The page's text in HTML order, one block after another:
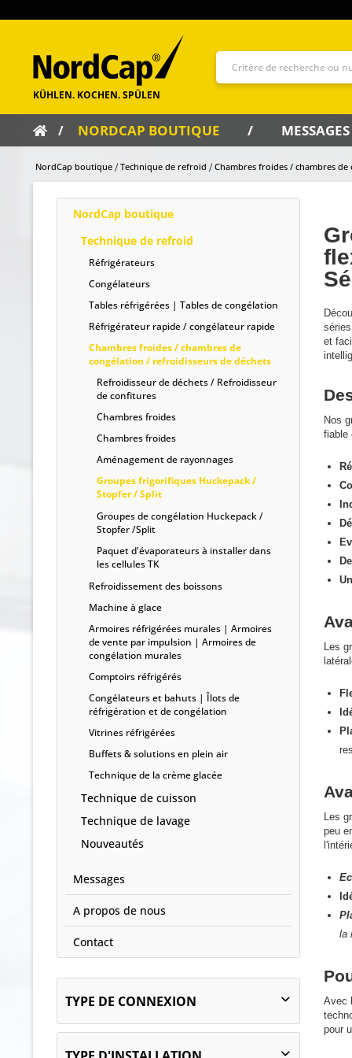
NORDCAP BOUTIQUE MESSAGES
NordCap boutique Technique de refroid Chambres froides / chambres
NordCap boutique
Technique de refroid
Réfrigérateurs
Congélateurs
Tables réfrigérées | Tables de congélation
Réfrigérateur rapide / congélateur rapide
Chambres froides / chambres de
congélation / refroidisseurs de déchets
Refroidisseur de déchets / Refroidisseur
de confitures
Chambres froides
Chambres froides
Aménagement de rayonnages
Groupes frigorifiques Huckepack /
Stopfer / Split
Groupes de congélation Huckepack /
Stopfer /Split
Paquet d'évaporateurs à installer dans
les cellules TK
Refroidissement des boissons
Machine à glace
Armoires réfrigérées murales | Armoires
de vente par impulsion | Armoires de
congélation murales
Comptoirs réfrigérés
Congélateurs et bahuts | Îlots de
réfrigération et de congélation
Vitrines réfrigérées
Buffets & solutions en plein air
Technique de la crème glacée
Technique de cuisson
Technique de lavage
Nouveautés
Messages
A propos de nous
Contact
TYPE DE CONNEXION
séries
et
Nos
fiable
Les
Les
peu
la
Avec
pour